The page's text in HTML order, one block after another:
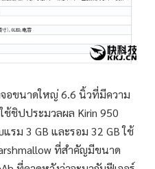
จอขนาดใหญ่ 6.6 นิ้วที่มีความ
ช้ชิปประมวลผล Kirin 950
รม 3 GB และรอม 32 GB ใช้
ที่สำคัญมีขนาด